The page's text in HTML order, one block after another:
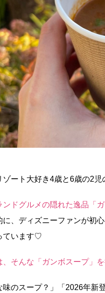
ート大好き4歳と6歳の2児
ンドグルメの隠れた逸品「ガ
に、ディズニーファンが初
ています♡
、そんな「ガンボスープ」を
味のスープ？」「2026年新